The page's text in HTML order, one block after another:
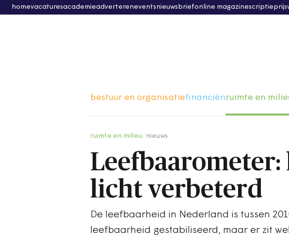
homevacaturesacademieadvertereneventsnieuwsbriefonline magazinescriptieprijs
bestuur en organisatiefinanciënruimte en
ruimte en milieu nieuws
licht verbeterd
De leefbaarheid in Nederland is tussen
leefbaarheid gestabiliseerd, maar er zit